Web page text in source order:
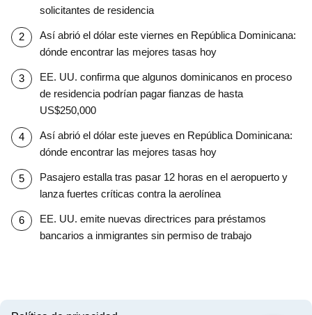
solicitantes de residencia
Así abrió el dólar este viernes en República Dominicana:
dónde encontrar las mejores tasas hoy
EE. UU. confirma que algunos dominicanos en proceso
de residencia podrían pagar fianzas de hasta
US$250,000
Así abrió el dólar este jueves en República Dominicana:
dónde encontrar las mejores tasas hoy
Pasajero estalla tras pasar 12 horas en el aeropuerto y
lanza fuertes críticas contra la aerolínea
EE. UU. emite nuevas directrices para préstamos
bancarios a inmigrantes sin permiso de trabajo